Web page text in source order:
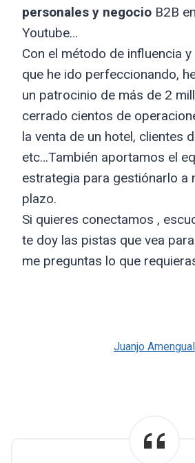
personales y negocio B2B
Youtube…
Con el método de influencia
que he ido perfeccionando,
un patrocinio de más de 2
cerrado cientos de
la venta de un hotel, clientes
etc…También aportamos el
estrategia para gestiónarlo a
plazo.
Si quieres conectamos ,
te doy las pistas que vea
me preguntas lo que
Juanjo Amengual